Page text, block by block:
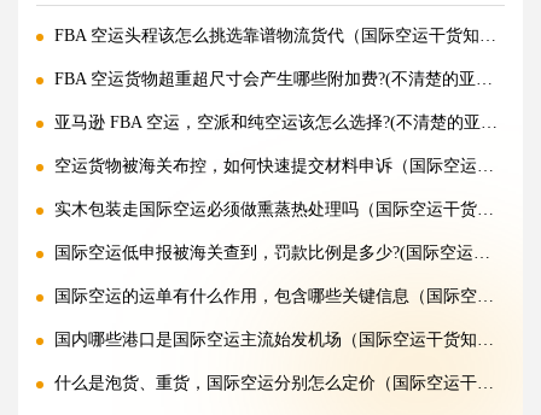
FBA 空运头程该怎么挑选靠谱物流货代（国际空运干货知识分享）
FBA 空运货物超重超尺寸会产生哪些附加费?(不清楚的亚马逊卖家看过来)
亚马逊 FBA 空运，空派和纯空运该怎么选择?(不清楚的亚马逊卖家看过来)
空运货物被海关布控，如何快速提交材料申诉（国际空运干货知识分享）
实木包装走国际空运必须做熏蒸热处理吗（国际空运干货知识分享）
国际空运低申报被海关查到，罚款比例是多少?(国际空运干货知识分享)
国际空运的运单有什么作用，包含哪些关键信息（国际空运干货知识分享）
国内哪些港口是国际空运主流始发机场（国际空运干货知识分享）
什么是泡货、重货，国际空运分别怎么定价（国际空运干货知识分享）